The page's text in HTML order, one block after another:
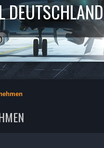
DEUTSCHLAND